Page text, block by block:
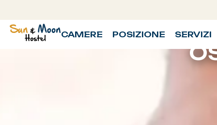
CAMERE POSIZIONE SERVIZI